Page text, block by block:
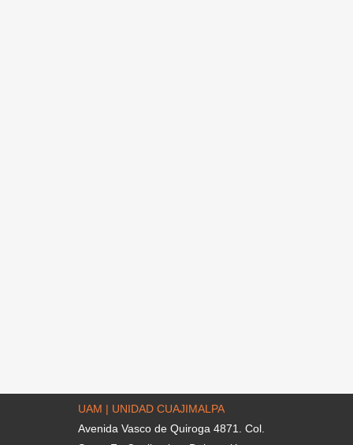
UAM | UNIDAD CUAJIMALPA
Avenida Vasco de Quiroga 4871. Col.